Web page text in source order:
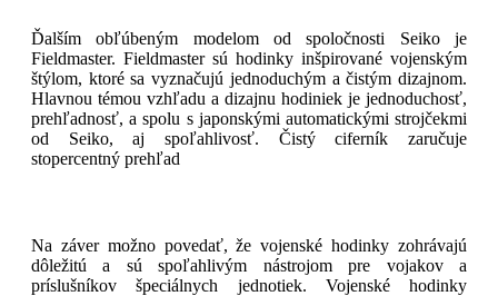
Ďalším obľúbeným modelom od spoločnosti Seiko je
Fieldmaster. Fieldmaster sú hodinky inšpirované vojenským
štýlom, ktoré sa vyznačujú jednoduchým a čistým dizajnom.
Hlavnou témou vzhľadu a dizajnu hodiniek je jednoduchosť,
prehľadnosť, a spolu s japonskými automatickými strojčekmi
od Seiko, aj spoľahlivosť. Čistý ciferník zaručuje
stopercentný prehľad
Na záver možno povedať, že vojenské hodinky zohrávajú
dôležitú a sú spoľahlivým nástrojom pre vojakov a
príslušníkov špeciálnych jednotiek. Vojenské hodinky